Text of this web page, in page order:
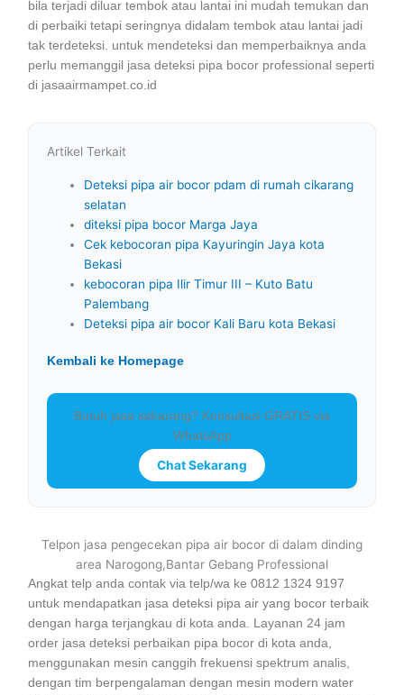
bila terjadi diluar tembok atau lantai ini mudah temukan dan
di perbaiki tetapi seringnya didalam tembok atau lantai jadi
tak terdeteksi. untuk mendeteksi dan memperbaiknya anda
perlu memanggil jasa deteksi pipa bocor professional seperti
di jasaairmampet.co.id
Artikel Terkait
Deteksi pipa air bocor pdam di rumah cikarang
selatan
diteksi pipa bocor Marga Jaya
Cek kebocoran pipa Kayuringin Jaya kota
Bekasi
kebocoran pipa Ilir Timur III – Kuto Batu
Palembang
Deteksi pipa air bocor Kali Baru kota Bekasi
Kembali ke Homepage
Butuh jasa sekarang? Konsultasi GRATIS via
WhatsApp
Chat Sekarang
Telpon jasa pengecekan pipa air bocor di dalam dinding
area Narogong,Bantar Gebang Professional
Angkat telp anda contak via telp/wa ke 0812 1324 9197
untuk mendapatkan jasa deteksi pipa air yang bocor terbaik
dengan harga terjangkau di kota anda. Layanan 24 jam
order jasa deteksi perbaikan pipa bocor di kota anda,
menggunakan mesin canggih frekuensi spektrum analis,
dengan tim berpengalaman dengan mesin modern water